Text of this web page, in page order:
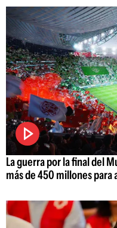
La guerra por la final del
más de 450 millones para